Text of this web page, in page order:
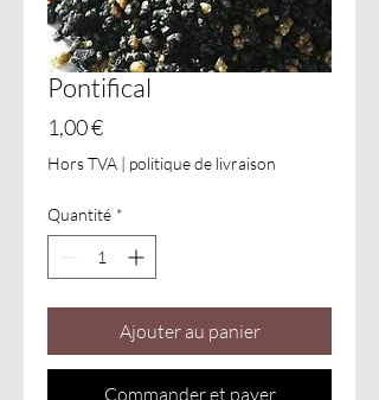
Pontifical
1,00 €Prix
Hors TVA | politique de livraison
Quantité *
Ajouter au panier
Commander et payer